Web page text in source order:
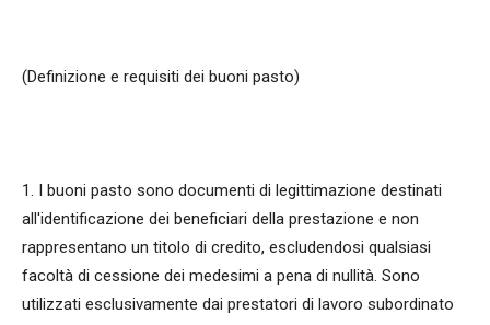
(Definizione e requisiti dei buoni pasto)
1. I buoni pasto sono documenti di legittimazione destinati
all'identificazione dei beneficiari della prestazione e non
rappresentano un titolo di credito, escludendosi qualsiasi
facoltà di cessione dei medesimi a pena di nullità. Sono
utilizzati esclusivamente dai prestatori di lavoro subordinato